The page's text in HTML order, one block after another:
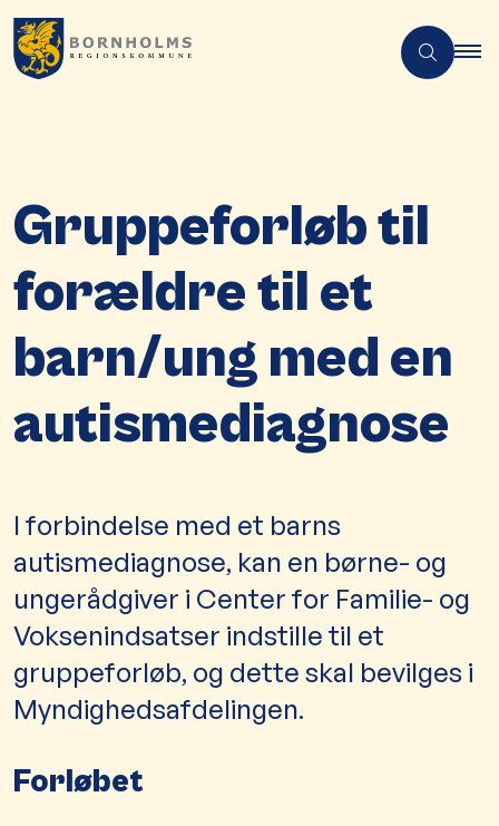
Gruppeforløb til
forældre til et
barn/ung med en
autismediagnose
I forbindelse med et barns
autismediagnose, kan en børne- og
ungerådgiver i Center for Familie- og
Voksenindsatser indstille til et
gruppeforløb, og dette skal bevilges i
Myndighedsafdelingen.
Forløbet